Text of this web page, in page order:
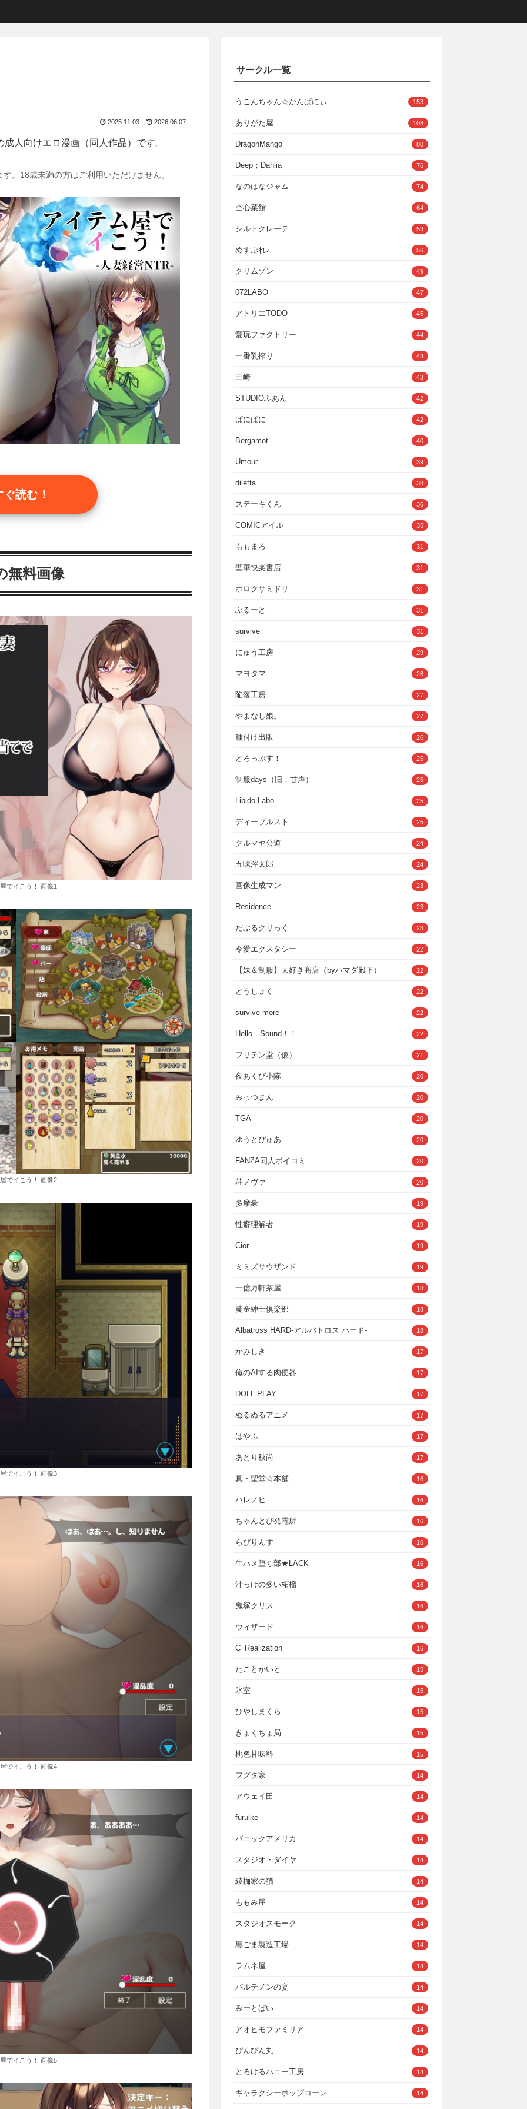
2025.11.03 2026.06.07
成人向けエロ漫画（同人作品）です。
。18歳未満の方はご利用いただけません。
ぐ読む！
無料画像
でイこう！ 画像1
でイこう！ 画像2
でイこう！ 画像3
でイこう！ 画像4
でイこう！ 画像5
サークル一覧
うこんちゃん☆かんぱにぃ 153
ありがた屋 108
DragonMango 80
Deep；Dahlia 76
なのはなジャム 74
空心菜館 64
シルトクレーテ 59
めすぷれ♪ 56
クリムゾン 49
072LABO 47
アトリエTODO 45
愛玩ファクトリー 44
一番乳搾り 44
三崎 43
STUDIOふあん 42
ぱにぱに 42
Bergamot 40
Umour 39
diletta 38
ステーキくん 36
COMICアイル 35
ももまろ 31
聖華快楽書店 31
ホロクサミドリ 31
ぶるーと 31
survive 31
にゅう工房 29
マヨタマ 28
陥落工房 27
やまなし娘。 27
種付け出版 26
どろっぷす！ 25
制服days（旧：甘声） 25
Libido-Labo 25
ディーブルスト 25
クルマヤ公道 24
五味滓太郎 24
画像生成マン 23
Residence 23
だぶるクリっく 23
令愛エクスタシー 22
【妹＆制服】大好き商店（byハマダ殿下） 22
どうしょく 22
survive more 22
Hello，Sound！！ 22
フリテン堂（仮） 21
夜あくび小隊 20
みっつまん 20
TGA 20
ゆうとぴゅあ 20
FANZA同人ボイコミ 20
荘ノヴァ 20
多摩豪 19
性癖理解者 19
Cior 19
ミミズサウザンド 19
一億万軒茶屋 18
黄金紳士倶楽部 18
Albatross HARD‐アルバトロス ハード‐ 18
かみしき 17
俺のAIする肉便器 17
DOLL PLAY 17
ぬるぬるアニメ 17
はやふ 17
あとり秋尚 17
真・聖堂☆本舗 16
ハレノヒ 16
ちゃんとぴ発電所 16
らびりんす 16
生ハメ堕ち部★LACK 16
汁っけの多い柘榴 16
鬼塚クリス 16
ウィザード 16
C_Realization 16
たことかいと 15
氷室 15
ひやしまくら 15
きょくちょ局 15
桃色甘味料 15
フグタ家 14
アウェイ田 14
furuike 14
パニックアメリカ 14
スタジオ・ダイヤ 14
綾枷家の猫 14
ももみ屋 14
スタジオスモーク 14
黒ごま製造工場 14
ラムネ屋 14
パルテノンの宴 14
みーとぱい 14
アオヒモファミリア 14
ぴんぴん丸 14
とろけるハニー工房 14
ギャラクシーポップコーン 14